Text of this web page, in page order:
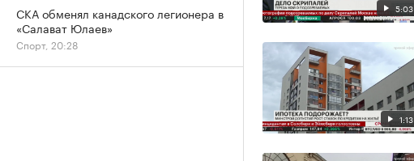
5:03
1:13
СКА обменял канадского легионера в
«Салават Юлаев»
Спорт, 20:28